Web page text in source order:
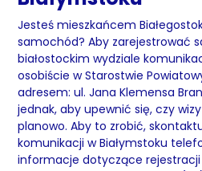
Jesteś mieszkańcem
samochód? Aby zarejestrować
białostockim wydziale
osobiście w Starostwie
adresem: ul. Jana Klemensa
jednak, aby upewnić się, czy
planowo. Aby to zrobić,
komunikacji w Białymstoku
informacje dotyczące